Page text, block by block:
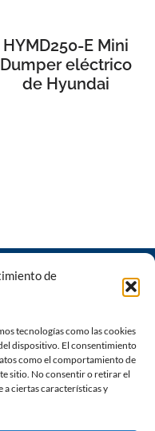
de
tecnologías como las cookies
dispositivo. El consentimiento
como el comportamiento de
sitio. No consentir o retirar el
ciertas características y
HYMD250-E Mini
Dumper eléctrico
de Hyundai
Illes Balears|Calle
son castelló 07009